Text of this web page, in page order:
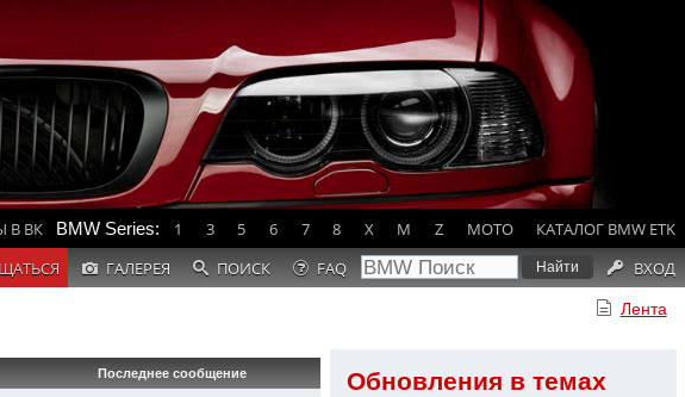
В ВК BMW Series: 1 3 5 6 7 8 X M Z MOTO
КАТАЛОГ BMW ETK
ГАЛЕРЕЯ ПОИСК FAQ ВХОД
Лента
Обновления в темах
Последнее сообщение